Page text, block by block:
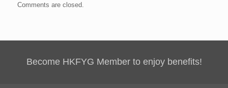
Comments are closed.
Become HKFYG Member to enjoy benefits!